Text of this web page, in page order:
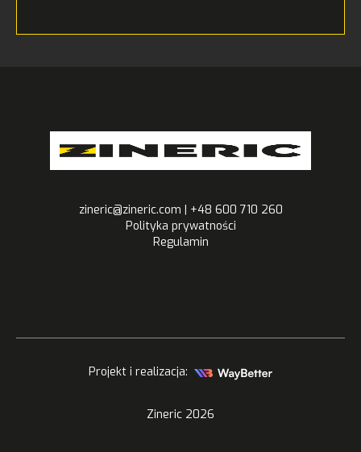
zineric@zineric.com | +48 600 710 260
Polityka prywatności
Regulamin
Projekt i realizacja:
Zineric 2026